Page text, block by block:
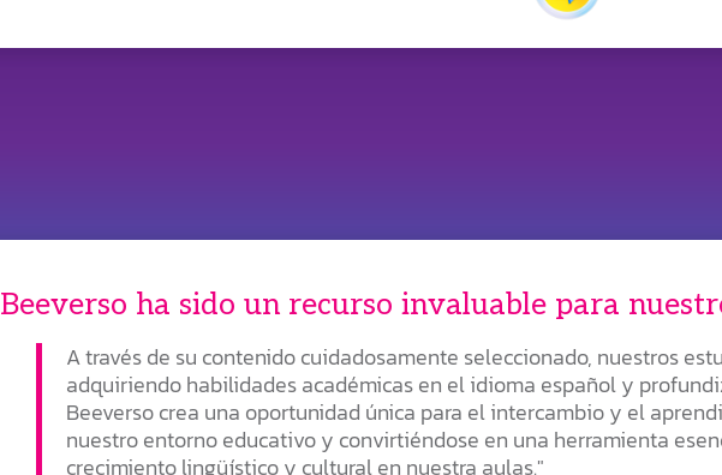
Beeverso ha sido un recurso invaluable para
A través de su contenido cuidadosamente seleccionado, nuestros
adquiriendo habilidades académicas en el idioma español y
Beeverso crea una oportunidad única para el intercambio y el
nuestro entorno educativo y convirtiéndose en una herramienta
crecimiento lingüístico y cultural en nuestra aulas."